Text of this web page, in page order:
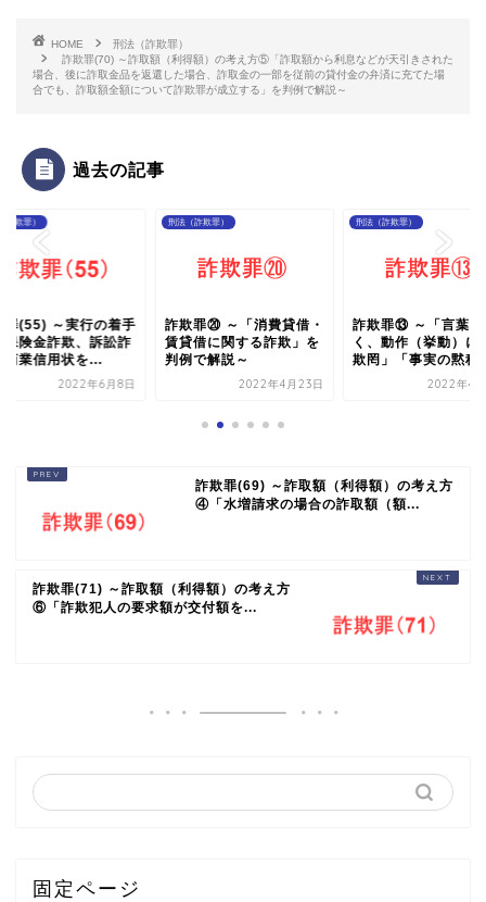
HOME
刑法（詐欺罪）
詐欺罪(70) ～詐取額（利得額）の考え方⑤「詐取額から利息などが天引きされた
場合、後に詐取金品を返還した場合、詐取金の一部を従前の貸付金の弁済に充てた場
合でも、詐取額全額について詐欺罪が成立する」を判例で解説～
過去の記事
詐欺罪）
罪(55) ～実行の着手
険金詐欺、訴訟詐
商業信用状を...
2022年6月8日
刑法（詐欺罪）
詐欺罪⑳ ～「消費貸借・
賃貸借に関する詐欺」を
判例で解説～
2022年4月23日
刑法（詐欺罪）
詐欺罪⑬ ～「言葉で
く、動作（挙動）に
欺罔」「事実の黙秘
2022年4
詐欺罪(69) ～詐取額（利得額）の考え方
④「水増請求の場合の詐取額（額...
詐欺罪(71) ～詐取額（利得額）の考え方
⑥「詐欺犯人の要求額が交付額を...
固定ページ